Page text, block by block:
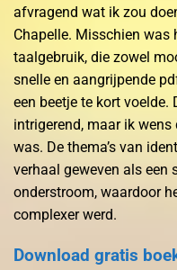
afvragend wat ik zou
Chapelle. Misschien was
taalgebruik, die zowel
snelle en aangrijpende
een beetje te kort voelde.
intrigerend, maar ik wens
was. De thema’s van
verhaal geweven als een
onderstroom, waardoor
complexer werd.
Download gratis